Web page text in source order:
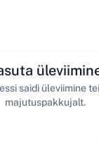
saidi üleviimine
majutuspakkujalt.